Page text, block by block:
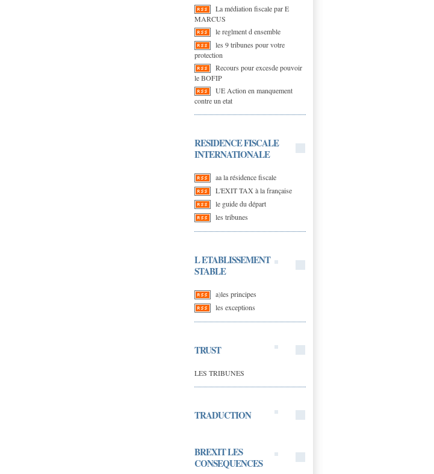
La médiation fiscale par E
MARCUS
le reglment d ensemble
les 9 tribunes pour votre
protection
Recours pour excesde pouvoir
le BOFIP
UE Action en manquement
contre un etat
RESIDENCE FISCALE
INTERNATIONALE
aa la résidence fiscale
L'EXIT TAX à la française
le guide du départ
les tribunes
L ETABLISSEMENT
STABLE
a)les principes
les exceptions
TRUST
LES TRIBUNES
TRADUCTION
BREXIT LES
CONSEQUENCES